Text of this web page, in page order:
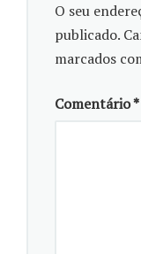
O seu
publicado.
marcados
Comentário*